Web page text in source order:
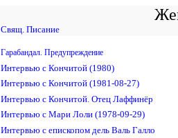
Свящ. Писание
Гарабандал. Предупреждение
Интервью с Кончитой (1980)
Интервью с Кончитой (1981-08-27)
Интервью с Кончитой. Отец Лаффинёр
Интервью с Мари Лоли (1978-09-29)
Интервью с епископом дель Валь Галло